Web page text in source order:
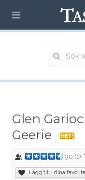
Glen
Geerie
HET!
90 (1)
Lägg till i dina